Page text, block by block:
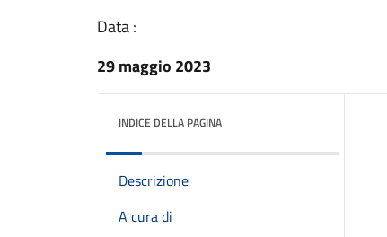
Data :
29 maggio 2023
INDICE DELLA PAGINA
Descrizione
A cura di